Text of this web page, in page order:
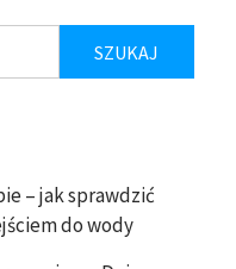
– jak sprawdzić
do wody